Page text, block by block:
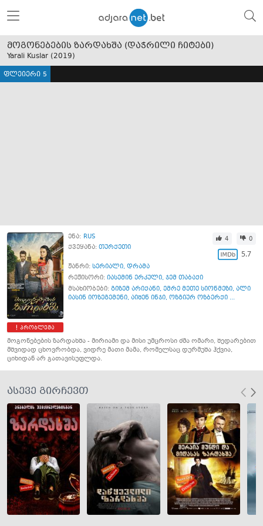
მოგონებების ზარდახშა (დაჭრილი ჩიტები)
Yarali Kuslar (2019)
ფლეიერი 5
პრობლემა
ენა: RUS
ქვეყანა: თურქეთი
4 0
5.7
ჟანრი: სერიალი, დრამა
რეჟისორი: იასემინ ერკული, ჯემ თაბაქი
მსახიობები: გიზემ არიქანი, ემრე მეთე სიონმეზი, ალი
იასინ იოზეგემენი, აიშენ ინჯი, ოზგიურ ოზბერქი ...
მოგონებების ზარდახშა - მირიამი და მისი უმცროსი ძმა ომარი, შედარებით
მშვიდად ცხოვრობდა, ვიდრე მათი მამა, რომელსაც დურმუშა ჰქვია,
ციხიდან არ გათავისუფლდა.
ასევე გირჩევთ